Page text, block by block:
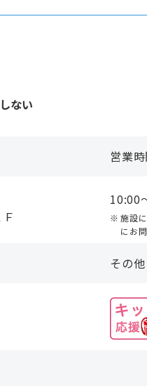
ない
営業
10:00
施設
にお
その他